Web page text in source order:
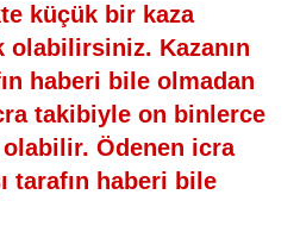
küçük bir kaza
olabilirsiniz. Kazanın
haberi bile olmadan
takibiyle on binlerce
olabilir. Ödenen icra
tarafın haberi bile